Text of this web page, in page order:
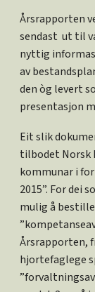
Årsrapporten
sendast ut til
nyttig
av
den òg levert
presentasjon
Eit slik
tilbodet Norsk
kommunar i
2015”. For dei
mulig å
Årsrapporten,
hjortefaglege